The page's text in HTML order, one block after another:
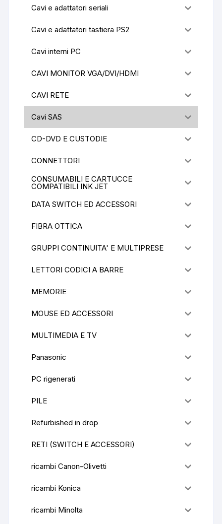
Cavi e adattatori seriali
Cavi e adattatori tastiera PS2
Cavi interni PC
CAVI MONITOR VGA/DVI/HDMI
CAVI RETE
Cavi SAS
CD-DVD E CUSTODIE
CONNETTORI
CONSUMABILI E CARTUCCE
COMPATIBILI INK JET
DATA SWITCH ED ACCESSORI
FIBRA OTTICA
GRUPPI CONTINUITA' E MULTIPRESE
LETTORI CODICI A BARRE
MEMORIE
MOUSE ED ACCESSORI
MULTIMEDIA E TV
Panasonic
PC rigenerati
PILE
Refurbished in drop
RETI (SWITCH E ACCESSORI)
ricambi Canon-Olivetti
ricambi Konica
ricambi Minolta